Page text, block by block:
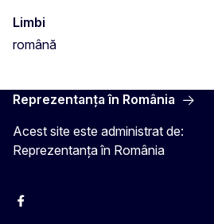
Limbi
română
Reprezentanța în România
Acest site este administrat de:
Reprezentanța în România
Facebook